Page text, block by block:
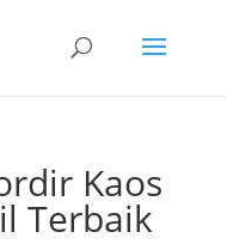
Kaos
Terbaik